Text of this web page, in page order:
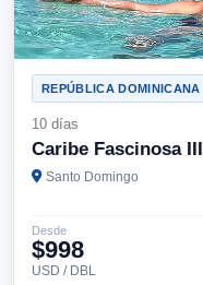
REPÚBLICA DOMINICANA
10 días
Caribe Fascinosa III
Santo Domingo
Desde
$998
USD / DBL